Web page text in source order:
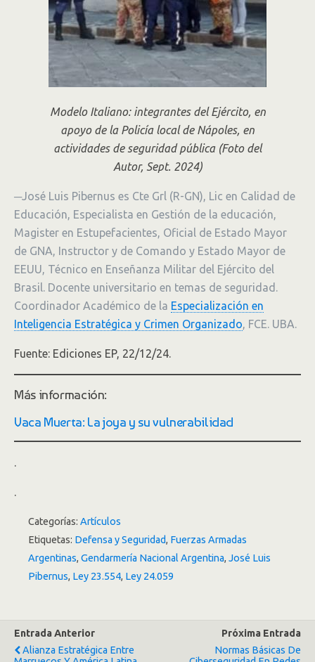
Modelo Italiano: integrantes del Ejército, en
apoyo de la Policía local de Nápoles, en
actividades de seguridad pública (Foto del
Autor, Sept. 2024)
─José Luis Pibernus es Cte Grl (R-GN), Lic en Calidad de
Educación, Especialista en Gestión de la educación,
Magister en Estupefacientes, Oficial de Estado Mayor
de GNA, Instructor y de Comando y Estado Mayor de
EEUU, Técnico en Enseñanza Militar del Ejército del
Brasil. Docente universitario en temas de seguridad.
Coordinador Académico de la Especialización en
Inteligencia Estratégica y Crimen Organizado , FCE. UBA.
Fuente: Ediciones EP, 22/12/24.
Más información:
Vaca Muerta: La joya y su vulnerabilidad
Categorías: Artículos
Etiquetas: Defensa y Seguridad, Fuerzas Armadas
Argentinas, Gendarmería Nacional Argentina, José Luis
Pibernus, Ley 23.554, Ley 24.059
Entrada Anterior
Alianza Estratégica Entre
Próxima Entrada
Normas Básicas De